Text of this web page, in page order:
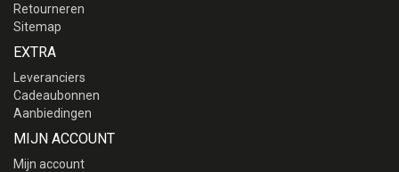
Retourneren
Sitemap
EXTRA
Leveranciers
Cadeaubonnen
Aanbiedingen
MIJN ACCOUNT
Mijn account